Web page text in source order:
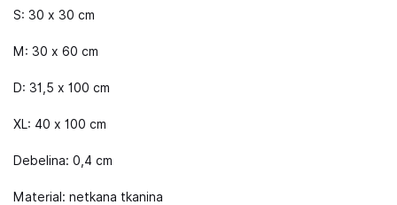
S: 30 x 30 cm
M: 30 x 60 cm
D: 31,5 x 100 cm
XL: 40 x 100 cm
Debelina: 0,4 cm
Material: netkana tkanina